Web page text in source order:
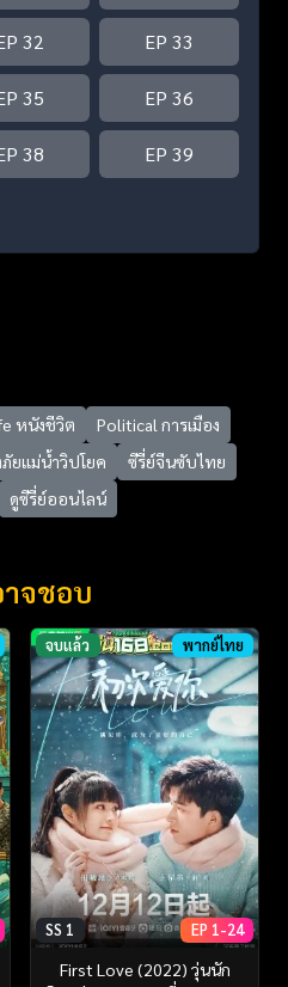
32 EP 33
35 EP 36
38 EP 39
หนังชีวิต
Political การเมือง
ยแม่น้ำวิปโยค
ซีรี่ย์จีนซับไทย
ดูซีรี่ย์ออนไลน์
จชอบ
จบแล้ว พากย์ไทย
SS 1 EP 1-24
First Love (2022) วุ่นนัก